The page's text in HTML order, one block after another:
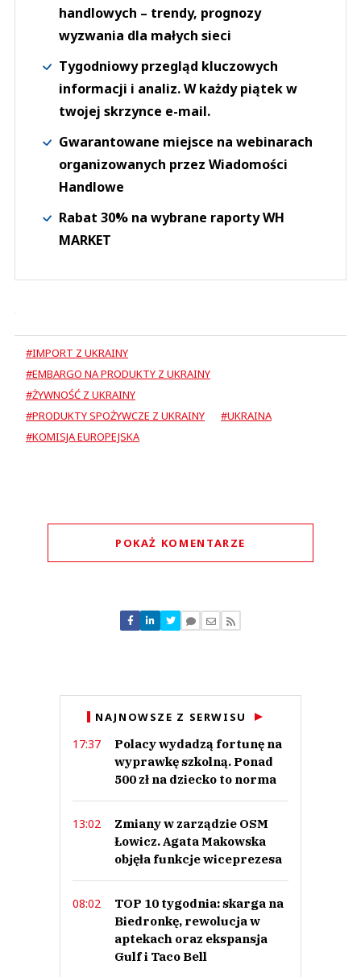
handlowych – trendy, prognozy
wyzwania dla małych sieci
Tygodniowy przegląd kluczowych
informacji i analiz. W każdy piątek w
twojej skrzynce e-mail.
Gwarantowane miejsce na webinarach
organizowanych przez Wiadomości
Handlowe
Rabat 30% na wybrane raporty WH
MARKET
#IMPORT Z UKRAINY
#EMBARGO NA PRODUKTY Z UKRAINY
#ŻYWNOŚĆ Z UKRAINY
#PRODUKTY SPOŻYWCZE Z UKRAINY
#UKRAINA
#KOMISJA EUROPEJSKA
POKAŻ KOMENTARZE
Nie znaleziono komentarzy
Zostaw swoje komentarze
NAJNOWSZE Z SERWISU
17:37
Polacy wydadzą fortunę na
wyprawkę szkolną. Ponad
500 zł na dziecko to norma
13:02
Zmiany w zarządzie OSM
Łowicz. Agata Makowska
objęła funkcje wiceprezesa
08:02
TOP 10 tygodnia: skarga na
Biedronkę, rewolucja w
aptekach oraz ekspansja
Gulf i Taco Bell